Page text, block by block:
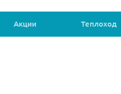
Акции Теплоход